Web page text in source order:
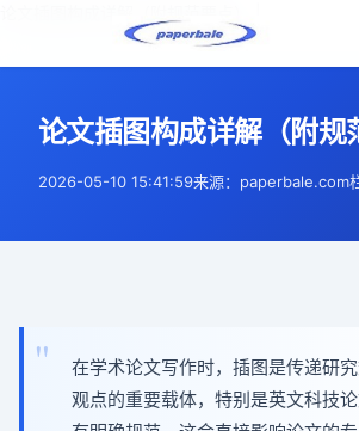
论文插图构成详解（附规
2026-05-10 15:41:59来源：paperbale.com
在学术论文写作时，插图是传递研
观点的重要载体，特别是英文科技